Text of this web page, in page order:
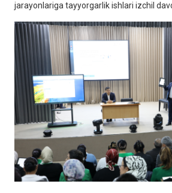
jarayonlariga tayyorgarlik ishlari izchil